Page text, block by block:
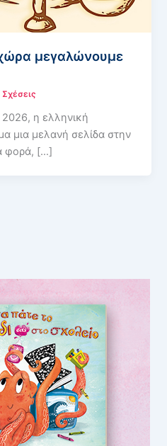
μεγαλώνουμε
Σχέσεις
η ελληνική
μια μελανή σελίδα στην
φορά, […]